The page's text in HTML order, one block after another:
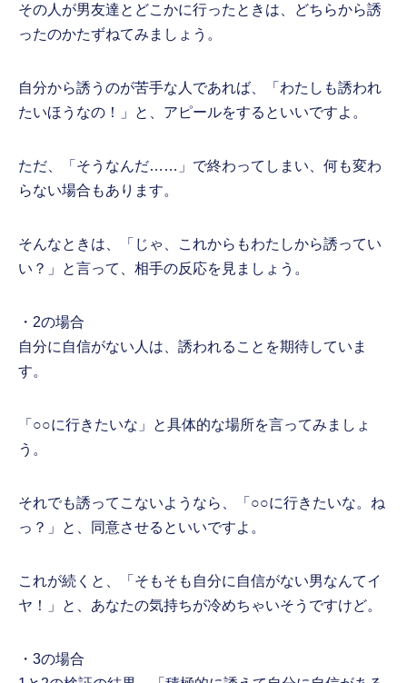
その人が男友達とどこかに行ったときは、どちらから誘
ったのかたずねてみましょう。
自分から誘うのが苦手な人であれば、「わたしも誘われ
たいほうなの！」と、アピールをするといいですよ。
ただ、「そうなんだ……」で終わってしまい、何も変わ
らない場合もあります。
そんなときは、「じゃ、これからもわたしから誘ってい
い？」と言って、相手の反応を見ましょう。
・2の場合
自分に自信がない人は、誘われることを期待していま
す。
「○○に行きたいな」と具体的な場所を言ってみましょ
う。
それでも誘ってこないようなら、「○○に行きたいな。ね
っ？」と、同意させるといいですよ。
これが続くと、「そもそも自分に自信がない男なんてイ
ヤ！」と、あなたの気持ちが冷めちゃいそうですけど。
・3の場合